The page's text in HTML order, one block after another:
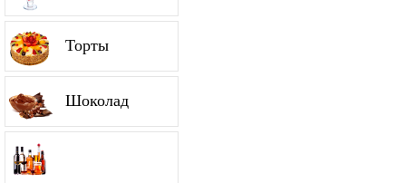
Торты
Шоколад